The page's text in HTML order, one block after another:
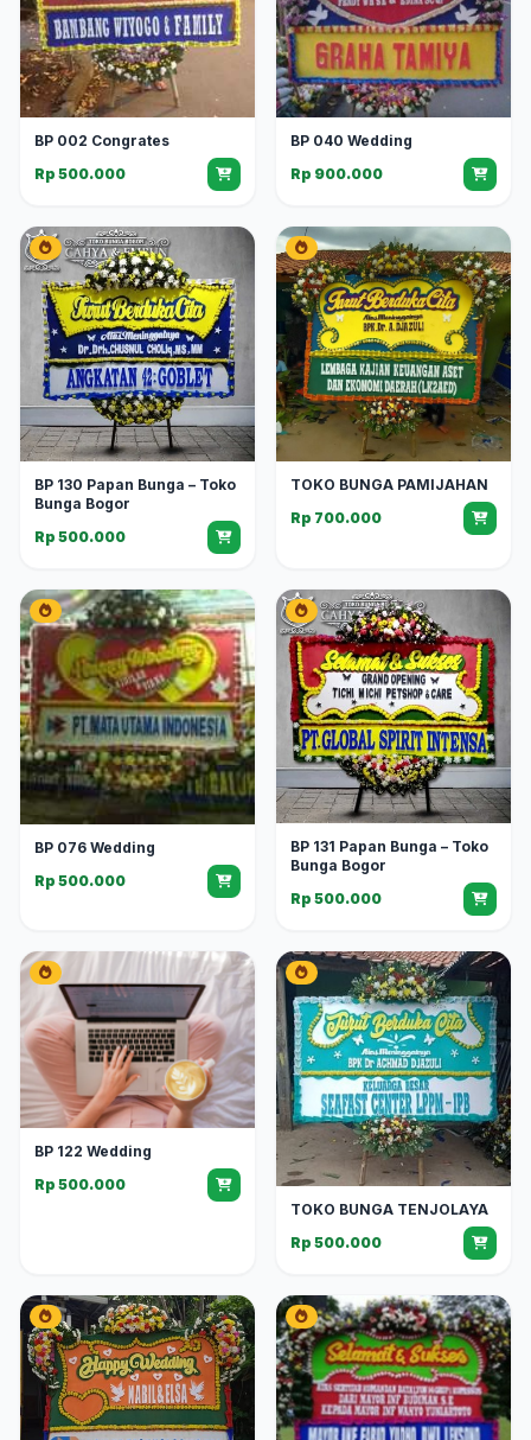
BP 002 Congrates
Rp 500.000
BP 040 Wedding
Rp 900.000
BP 130 Papan Bunga – Toko
Bunga Bogor
Rp 500.000
TOKO BUNGA PAMIJAHAN
Rp 700.000
BP 076 Wedding
Rp 500.000
BP 131 Papan Bunga – Toko
Bunga Bogor
Rp 500.000
BP 122 Wedding
Rp 500.000
TOKO BUNGA TENJOLAYA
Rp 500.000